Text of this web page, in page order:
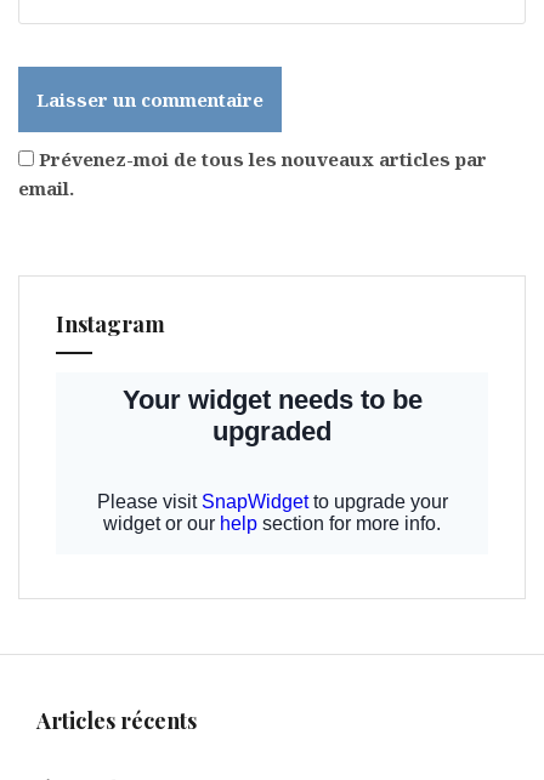
Prévenez-moi de tous les nouveaux articles par
email.
Instagram
Articles récents